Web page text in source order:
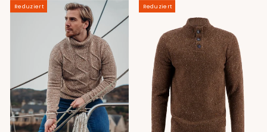
Reduziert Reduziert